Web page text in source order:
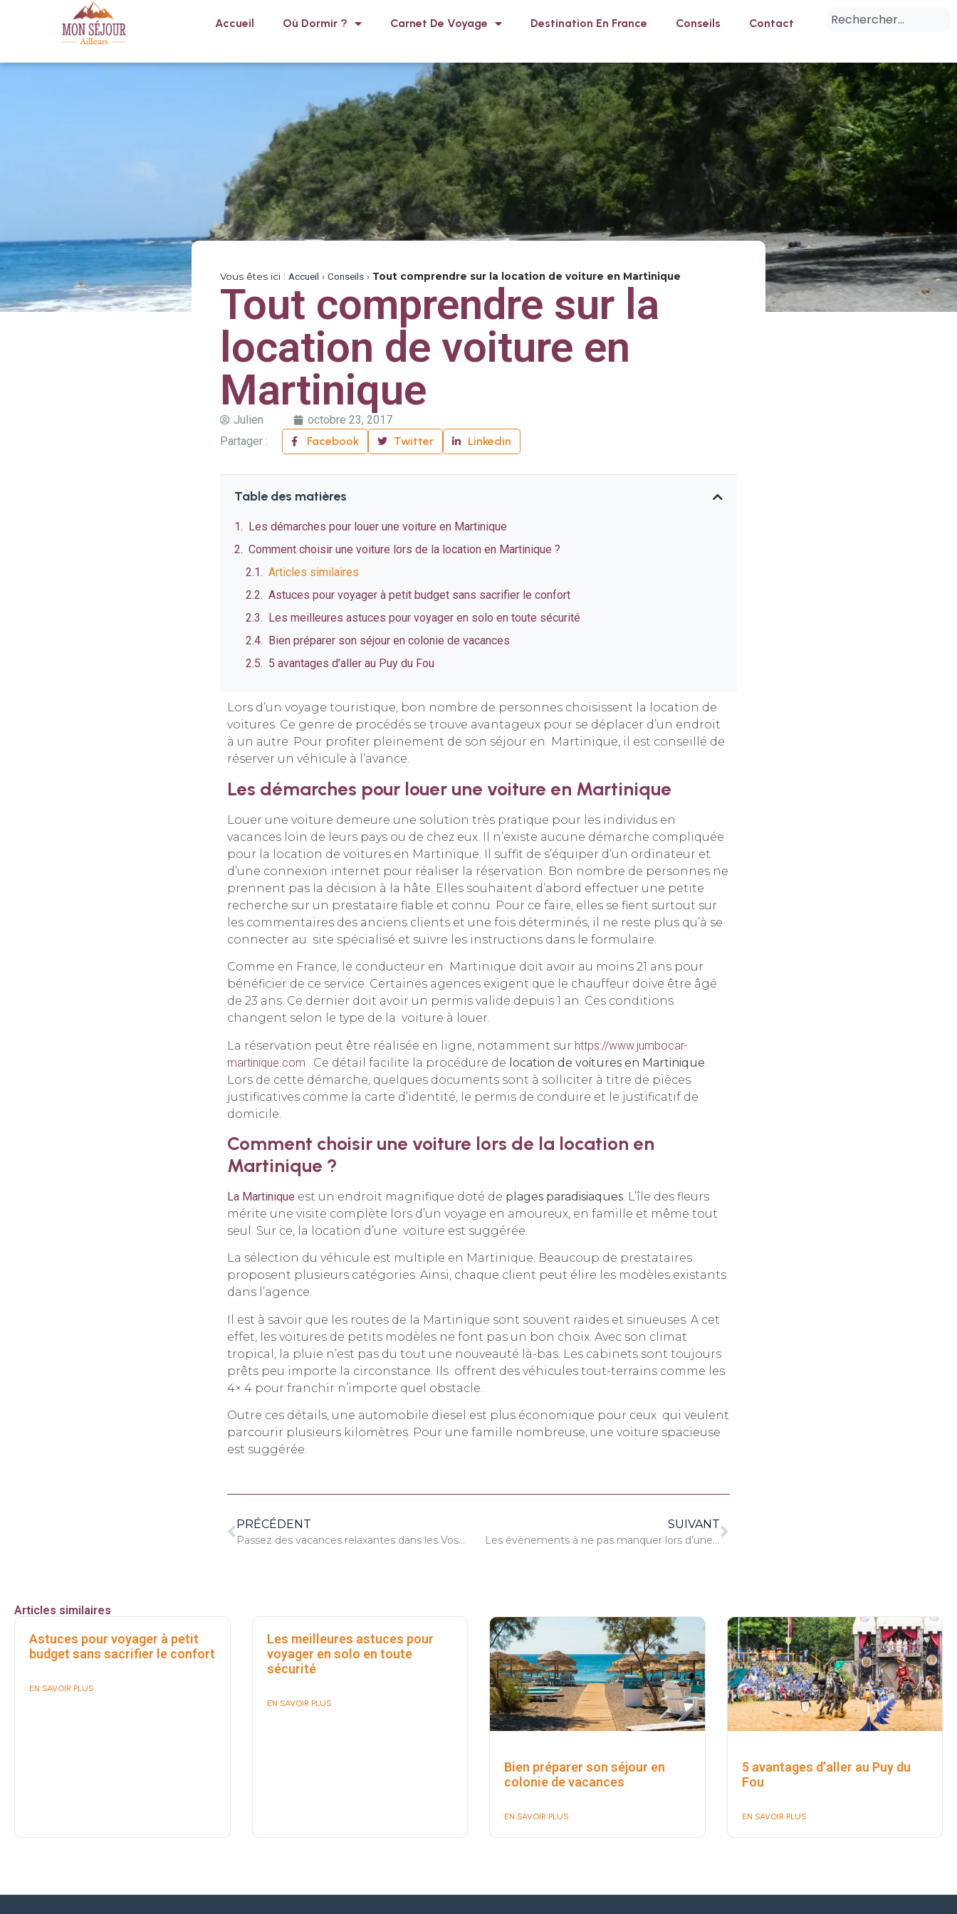
Accueil Où Dormir ? Carnet De Voyage Destination En France Conseils Contact
Vous êtes ici : Accueil › Conseils› Tout comprendre sur la location de voiture en Martinique
Tout comprendre sur la
location de voiture en
Martinique
Julien
octobre 23, 2017
Partager :
Facebook Twitter Linkedin
Table des matières
Les démarches pour louer une voiture en Martinique
Comment choisir une voiture lors de la location en Martinique ?
Articles similaires
Astuces pour voyager à petit budget sans sacrifier le confort
Les meilleures astuces pour voyager en solo en toute sécurité
Bien préparer son séjour en colonie de vacances
5 avantages d’aller au Puy du Fou
Lors d’un voyage touristique, bon nombre de personnes choisissent la location de
voitures. Ce genre de procédés se trouve avantageux pour se déplacer d’un endroit
à un autre. Pour profiter pleinement de son séjour en Martinique, il est conseillé de
réserver un véhicule à l’avance.
Les démarches pour louer une voiture en Martinique
Louer une voiture demeure une solution très pratique pour les individus en
vacances loin de leurs pays ou de chez eux. Il n’existe aucune démarche compliquée
pour la location de voitures en Martinique. Il suffit de s’équiper d’un ordinateur et
d’une connexion internet pour réaliser la réservation. Bon nombre de personnes ne
prennent pas la décision à la hâte. Elles souhaitent d’abord effectuer une petite
recherche sur un prestataire fiable et connu. Pour ce faire, elles se fient surtout sur
les commentaires des anciens clients et une fois déterminés, il ne reste plus qu’à se
connecter au site spécialisé et suivre les instructions dans le formulaire.
Comme en France, le conducteur en Martinique doit avoir au moins 21 ans pour
bénéficier de ce service. Certaines agences exigent que le chauffeur doive être âgé
de 23 ans. Ce dernier doit avoir un permis valide depuis 1 an. Ces conditions
changent selon le type de la voiture à louer.
La réservation peut être réalisée en ligne, notamment sur https://www.jumbocar-
martinique.com . Ce détail facilite la procédure de location de voitures en Martinique
Lors de cette démarche, quelques documents sont à solliciter à titre de pièces
justificatives comme la carte d’identité, le permis de conduire et le justificatif de
domicile.
Comment choisir une voiture lors de la location en
Martinique ?
La Martinique est un endroit magnifique doté de plages paradisiaques. L’île des fleurs
mérite une visite complète lors d’un voyage en amoureux, en famille et même tout
seul. Sur ce, la location d’une voiture est suggérée.
La sélection du véhicule est multiple en Martinique. Beaucoup de prestataires
proposent plusieurs catégories. Ainsi, chaque client peut élire les modèles existants
dans l’agence.
Il est à savoir que les routes de la Martinique sont souvent raides et sinueuses. A cet
effet, les voitures de petits modèles ne font pas un bon choix. Avec son climat
tropical, la pluie n’est pas du tout une nouveauté là-bas. Les cabinets sont toujours
prêts peu importe la circonstance. Ils offrent des véhicules tout-terrains comme les
4× 4 pour franchir n’importe quel obstacle.
Outre ces détails, une automobile diesel est plus économique pour ceux qui veulent
parcourir plusieurs kilomètres. Pour une famille nombreuse, une voiture spacieuse
est suggérée.
PRÉCÉDENT
Passez des vacances relaxantes dans les Vosges
SUIVANT
Les évènements à ne pas manquer lors d’une escapade aux USA
Articles similaires
Astuces pour voyager à petit
budget sans sacrifier le confort
EN SAVOIR PLUS
Les meilleures astuces pour
voyager en solo en toute
sécurité
EN SAVOIR PLUS
Bien préparer son séjour en
colonie de vacances
EN SAVOIR PLUS
5 avantages d’aller au Puy du
Fou
EN SAVOIR PLUS